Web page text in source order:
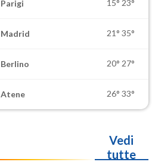
Parigi 15° 23°
Madrid 21° 35°
Berlino 20° 27°
Atene 26° 33°
Vedi
tutte